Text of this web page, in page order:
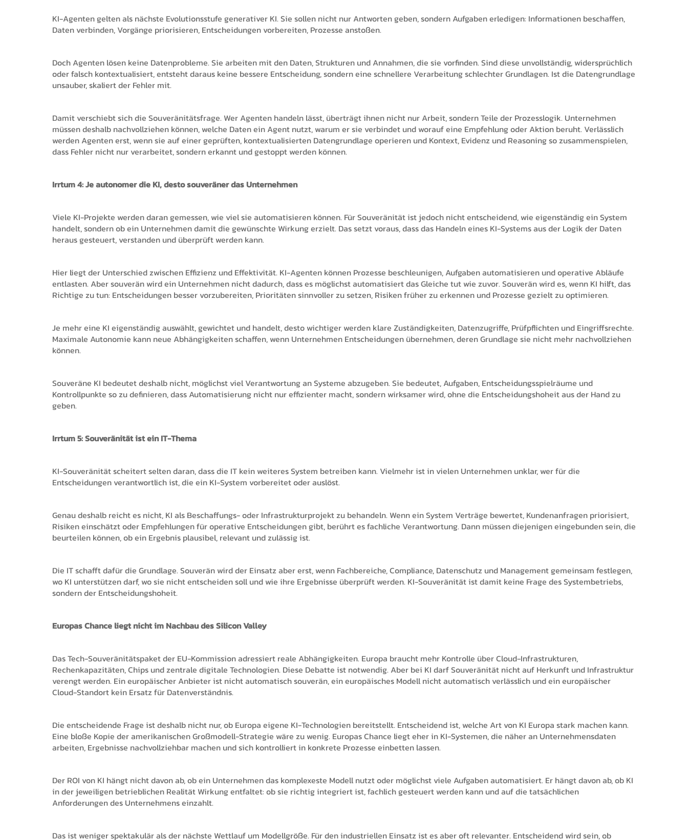
KI-Agenten gelten als nächste Evolutionsstufe generativer KI. Sie sollen nicht nur Antworten geben, sondern Aufgaben erledigen: Informationen beschaffen,
Daten verbinden, Vorgänge priorisieren, Entscheidungen vorbereiten, Prozesse anstoßen.
Doch Agenten lösen keine Datenprobleme. Sie arbeiten mit den Daten, Strukturen und Annahmen, die sie vorfinden. Sind diese unvollständig, widersprüchlich
oder falsch kontextualisiert, entsteht daraus keine bessere Entscheidung, sondern eine schnellere Verarbeitung schlechter Grundlagen. Ist die Datengrundlage
unsauber, skaliert der Fehler mit.
Damit verschiebt sich die Souveränitätsfrage. Wer Agenten handeln lässt, überträgt ihnen nicht nur Arbeit, sondern Teile der Prozesslogik. Unternehmen
müssen deshalb nachvollziehen können, welche Daten ein Agent nutzt, warum er sie verbindet und worauf eine Empfehlung oder Aktion beruht. Verlässlich
werden Agenten erst, wenn sie auf einer geprüften, kontextualisierten Datengrundlage operieren und Kontext, Evidenz und Reasoning so zusammenspielen,
dass Fehler nicht nur verarbeitet, sondern erkannt und gestoppt werden können.
Irrtum 4: Je autonomer die KI, desto souveräner das Unternehmen
Viele KI-Projekte werden daran gemessen, wie viel sie automatisieren können. Für Souveränität ist jedoch nicht entscheidend, wie eigenständig ein System
handelt, sondern ob ein Unternehmen damit die gewünschte Wirkung erzielt. Das setzt voraus, dass das Handeln eines KI-Systems aus der Logik der Daten
heraus gesteuert, verstanden und überprüft werden kann.
Hier liegt der Unterschied zwischen Effizienz und Effektivität. KI-Agenten können Prozesse beschleunigen, Aufgaben automatisieren und operative Abläufe
entlasten. Aber souverän wird ein Unternehmen nicht dadurch, dass es möglichst automatisiert das Gleiche tut wie zuvor. Souverän wird es, wenn KI hilft, das
Richtige zu tun: Entscheidungen besser vorzubereiten, Prioritäten sinnvoller zu setzen, Risiken früher zu erkennen und Prozesse gezielt zu optimieren.
Je mehr eine KI eigenständig auswählt, gewichtet und handelt, desto wichtiger werden klare Zuständigkeiten, Datenzugriffe, Prüfpflichten und Eingriffsrechte.
Maximale Autonomie kann neue Abhängigkeiten schaffen, wenn Unternehmen Entscheidungen übernehmen, deren Grundlage sie nicht mehr nachvollziehen
können.
Souveräne KI bedeutet deshalb nicht, möglichst viel Verantwortung an Systeme abzugeben. Sie bedeutet, Aufgaben, Entscheidungsspielräume und
Kontrollpunkte so zu definieren, dass Automatisierung nicht nur effizienter macht, sondern wirksamer wird, ohne die Entscheidungshoheit aus der Hand zu
geben.
Irrtum 5: Souveränität ist ein IT-Thema
KI-Souveränität scheitert selten daran, dass die IT kein weiteres System betreiben kann. Vielmehr ist in vielen Unternehmen unklar, wer für die
Entscheidungen verantwortlich ist, die ein KI-System vorbereitet oder auslöst.
Genau deshalb reicht es nicht, KI als Beschaffungs- oder Infrastrukturprojekt zu behandeln. Wenn ein System Verträge bewertet, Kundenanfragen priorisiert,
Risiken einschätzt oder Empfehlungen für operative Entscheidungen gibt, berührt es fachliche Verantwortung. Dann müssen diejenigen eingebunden sein, die
beurteilen können, ob ein Ergebnis plausibel, relevant und zulässig ist.
Die IT schafft dafür die Grundlage. Souverän wird der Einsatz aber erst, wenn Fachbereiche, Compliance, Datenschutz und Management gemeinsam festlegen,
wo KI unterstützen darf, wo sie nicht entscheiden soll und wie ihre Ergebnisse überprüft werden. KI-Souveränität ist damit keine Frage des Systembetriebs,
sondern der Entscheidungshoheit.
Europas Chance liegt nicht im Nachbau des Silicon Valley
Das Tech-Souveränitätspaket der EU-Kommission adressiert reale Abhängigkeiten. Europa braucht mehr Kontrolle über Cloud-Infrastrukturen,
Rechenkapazitäten, Chips und zentrale digitale Technologien. Diese Debatte ist notwendig. Aber bei KI darf Souveränität nicht auf Herkunft und Infrastruktur
verengt werden. Ein europäischer Anbieter ist nicht automatisch souverän, ein europäisches Modell nicht automatisch verlässlich und ein europäischer
Cloud-Standort kein Ersatz für Datenverständnis.
Die entscheidende Frage ist deshalb nicht nur, ob Europa eigene KI-Technologien bereitstellt. Entscheidend ist, welche Art von KI Europa stark machen kann.
Eine bloße Kopie der amerikanischen Großmodell-Strategie wäre zu wenig. Europas Chance liegt eher in KI-Systemen, die näher an Unternehmensdaten
arbeiten, Ergebnisse nachvollziehbar machen und sich kontrolliert in konkrete Prozesse einbetten lassen.
Der ROI von KI hängt nicht davon ab, ob ein Unternehmen das komplexeste Modell nutzt oder möglichst viele Aufgaben automatisiert. Er hängt davon ab, ob KI
in der jeweiligen betrieblichen Realität Wirkung entfaltet: ob sie richtig integriert ist, fachlich gesteuert werden kann und auf die tatsächlichen
Anforderungen des Unternehmens einzahlt.
Das ist weniger spektakulär als der nächste Wettlauf um Modellgröße. Für den industriellen Einsatz ist es aber oft relevanter. Entscheidend wird sein, ob